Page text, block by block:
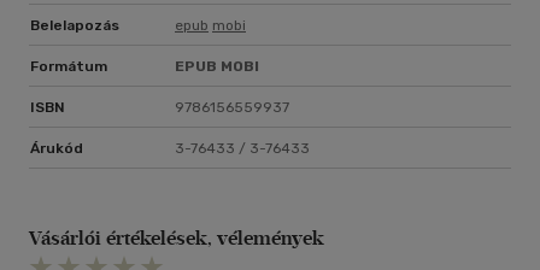
Belelapozás epub mobi
Formátum EPUB MOBI
ISBN 9786156559937
Árukód 3-76433 / 3-76433
Vásárlói értékelések, vélemények